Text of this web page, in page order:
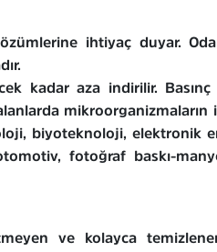
ihtiyaç duyar.
kadar aza indirilir. Basınç
mikroorganizmaların
biyoteknoloji, elektronik
fotoğraf baskı-
ve kolayca